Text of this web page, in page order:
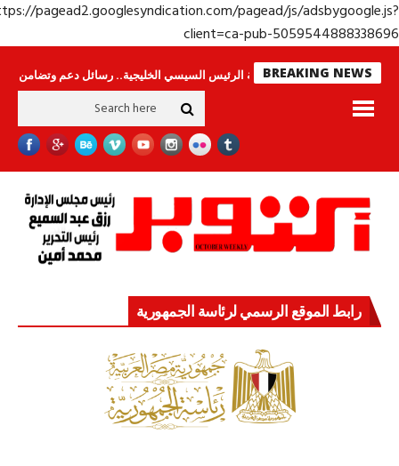
https://pagead2.googlesyndication.com/pagead/js/
client=ca-pub-
BREAKING NEWS
لا ينامون جولة الرئيس السيسي الخليجية.. رسائل دعم وتضامن للأشقاء
رابط الموقع الرسمي لرئاسة الجمهورية